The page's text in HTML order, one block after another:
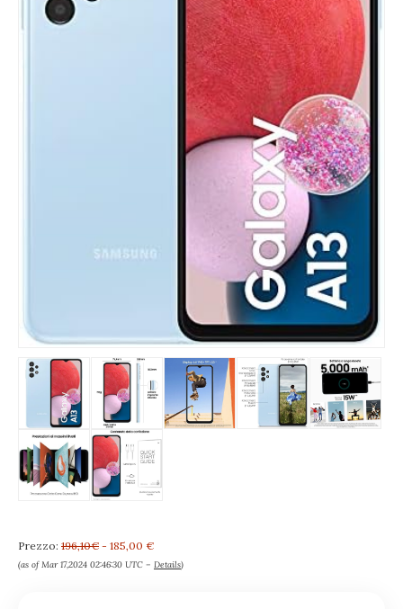
Prezzo: 196,10€ - 185,00 €
(as of Mar 17,2024 02:46:30 UTC – Details)